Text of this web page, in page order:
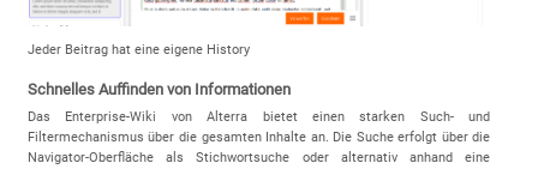
Jeder Beitrag hat eine eigene History
Schnelles Auffinden von Informationen
Das Enterprise-Wiki von Alterra bietet einen starken Such- und
Filtermechanismus über die gesamten Inhalte an. Die Suche erfolgt über die
Navigator-Oberfläche als Stichwortsuche oder alternativ anhand eine